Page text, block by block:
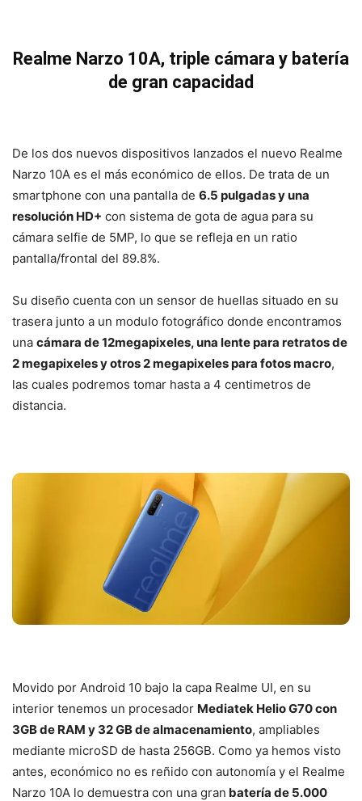
Realme Narzo 10A, triple cámara y batería
de gran capacidad
De los dos nuevos dispositivos lanzados el nuevo Realme
Narzo 10A es el más económico de ellos. De trata de un
smartphone con una pantalla de 6.5 pulgadas y una
resolución HD+ con sistema de gota de agua para su
cámara selfie de 5MP, lo que se refleja en un ratio
pantalla/frontal del 89.8%.
Su diseño cuenta con un sensor de huellas situado en su
trasera junto a un modulo fotográfico donde encontramos
una cámara de 12megapixeles, una lente para retratos de
2 megapixeles y otros 2 megapixeles para fotos macro,
las cuales podremos tomar hasta a 4 centimetros de
distancia.
Movido por Android 10 bajo la capa Realme UI, en su
interior tenemos un procesador Mediatek Helio G70 con
3GB de RAM y 32 GB de almacenamiento, ampliables
mediante microSD de hasta 256GB. Como ya hemos visto
antes, económico no es reñido con autonomía y el Realme
Narzo 10A lo demuestra con una gran batería de 5.000